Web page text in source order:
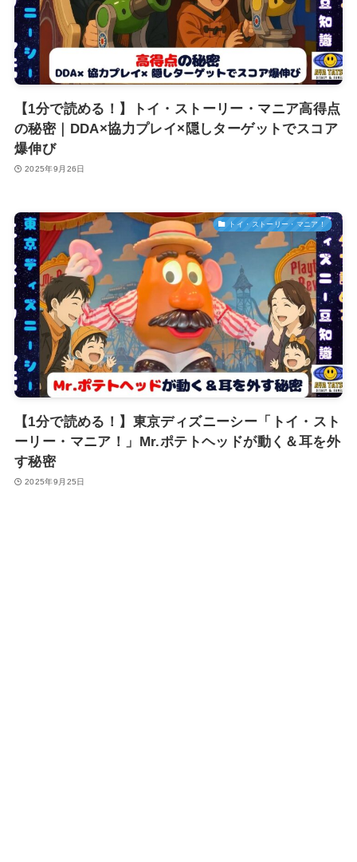
【1分で読める！】トイ・ストーリー・マニア高得点
の秘密｜DDA×協力プレイ×隠しターゲットでスコア
爆伸び
2025年9月26日
トイ・ストーリー・マニア！
【1分で読める！】東京ディズニーシー「トイ・スト
ーリー・マニア！」Mr.ポテトヘッドが動く＆耳を外
す秘密
2025年9月25日